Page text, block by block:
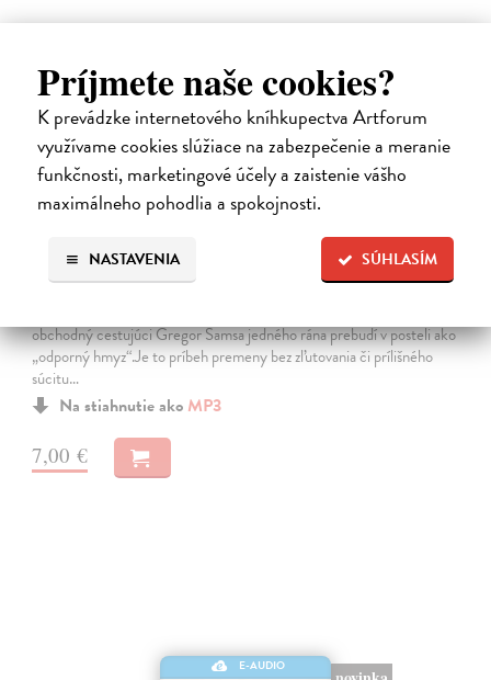
Príjmete naše cookies?
K prevádzke internetového kníhkupectva Artforum
využívame cookies slúžiace na zabezpečenie a meranie
funkčnosti, marketingové účely a zaistenie vášho
maximálneho pohodlia a spokojnosti.
SÚHLASÍM
NASTAVENIA
Premena
Franz Kafka| Elektronická audiokniha
obchodný cestujúci Gregor Samsa jedného rána prebudí v posteli ako
„odporný hmyz“.Je to príbeh premeny bez zľutovania či prílišného
súcitu…
Na stiahnutie ako MP3
7,00 €
E-AUDIO